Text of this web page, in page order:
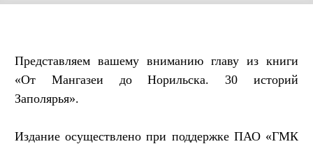
Представляем вашему вниманию главу из книги
«От Мангазеи до Норильска. 30 историй
Заполярья».
Издание осуществлено при поддержке ПАО «ГМК